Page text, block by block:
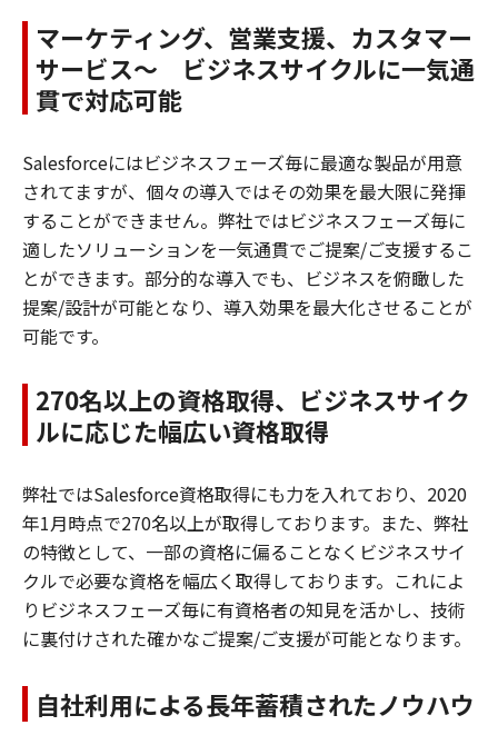
マーケティング、営業支援、カスタマー
サービス～ ビジネスサイクルに一気通
貫で対応可能
Salesforceにはビジネスフェーズ毎に最適な製品が用意
されてますが、個々の導入ではその効果を最大限に発揮
することができません。弊社ではビジネスフェーズ毎に
適したソリューションを一気通貫でご提案/ご支援するこ
とができます。部分的な導入でも、ビジネスを俯瞰した
提案/設計が可能となり、導入効果を最大化させることが
可能です。
270名以上の資格取得、ビジネスサイク
ルに応じた幅広い資格取得
弊社ではSalesforce資格取得にも力を入れており、2020
年1月時点で270名以上が取得しております。また、弊社
の特徴として、一部の資格に偏ることなくビジネスサイ
クルで必要な資格を幅広く取得しております。これによ
りビジネスフェーズ毎に有資格者の知見を活かし、技術
に裏付けされた確かなご提案/ご支援が可能となります。
自社利用による長年蓄積されたノウハウ